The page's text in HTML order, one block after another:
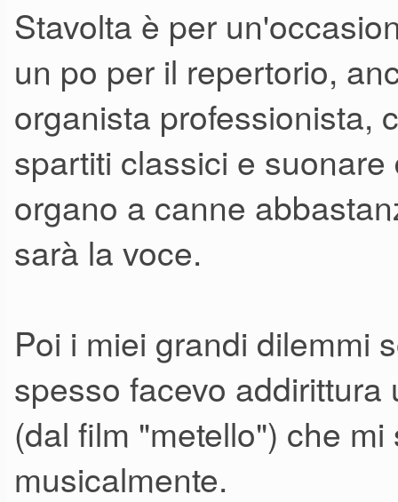
Stavolta è per
un po per il repertorio,
organista professionista,
spartiti classici e
organo a canne
sarà la voce.
Poi i miei grandi dilemmi
spesso facevo
(dal film "metello") che
musicalmente.